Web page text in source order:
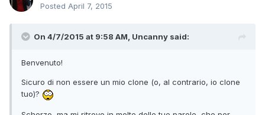
Posted April 7, 2015
On 4/7/2015 at 9:58 AM, Uncanny said:
Benvenuto!
Sicuro di non essere un mio clone (o, al contrario, io clone
tuo)?